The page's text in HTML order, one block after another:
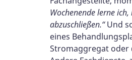
Wochenende lerne
abzuschließen.“Und
eines
Stromaggregat oder